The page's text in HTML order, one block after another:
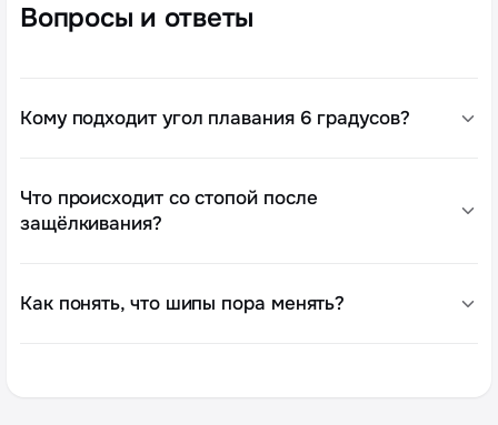
Вопросы и ответы
Кому подходит угол плавания 6 градусов?
Что происходит со стопой после
защёлкивания?
Как понять, что шипы пора менять?